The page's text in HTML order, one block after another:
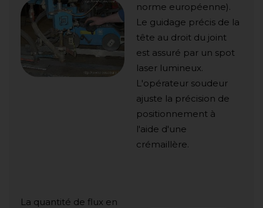
norme européenne).
Le guidage précis de la
tête au droit du joint
est assuré par un spot
laser lumineux.
L'opérateur soudeur
ajuste la précision de
positionnement à
l'aide d'une
crémaillère.
La quantité de flux en